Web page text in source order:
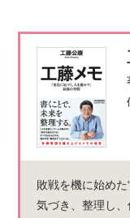
敗戦を機に始めた
気づき、整理し